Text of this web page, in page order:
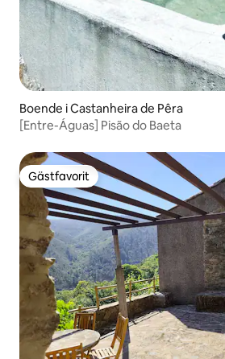
Boende i Castanheira de Pêra
[Entre-Águas] Pisão do Baeta
Gästfavorit
Gästfavorit